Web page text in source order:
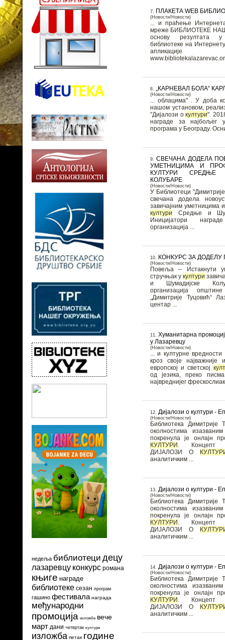
недеља библиотеци децу
лазаревцу конкурс романа
књиге награде
библиотеке сезан програм
гашино фестивала награда
међународни
промоција изложбе вече
март дани четвртак култури
изложба петак године
7. ПЛАКЕТА WEB
(Новости/Новости)
... и праћење
мреже БИБЛИОТЕКЕ
основу резултата у
библиотеке на
апликације
8. „КАРНЕВАЛ БОЛА“
(Новости/Новости)
... облацима" . У доба
нашом установом,
"Дијалози о култури".
награде за најбољег
програма у Београду.
9. СВЕЧАНА ДОДЕЛА
УМЕТНИЦИМА И
КУЛТУРИ СРЕДЊЕ
КОЛУБАРЕ
(Новости/Новости)
У Библиотеци
свечана додела
завичајним уметницима
култури Средње и
Иницијатори
организација ...
10. КОНКУРС ЗА
(Новости/Новости)
Повеља – Истакнути
стручњак у култури
и Шумадијске Колубаре.
организација
„Димитрије Туцовић“
центар ...
11. Хуманитарна
у Лазаревцу
(Новости/Новости)
... и културне
кроз своје најважније
европској и светској
од језика, преко
највреднијег
12. Дијалози о култури -
(Новости/Новости)
Библиотека Димитрије
околностима
покренула је онлајн
КУЛТУРИ
ДИЈАЛОЗИ О
аналитичким ...
13. Дијалози о култури -
(Новости/Новости)
Библиотека Димитрије
околностима
покренула је онлајн
КУЛТУРИ
ДИЈАЛОЗИ О
аналитичким ...
14. Дијалози о култури -
(Новости/Новости)
Библиотека Димитрије
околностима
покренула је онлајн
КУЛТУРИ
ДИЈАЛОЗИ О
аналитичким ...